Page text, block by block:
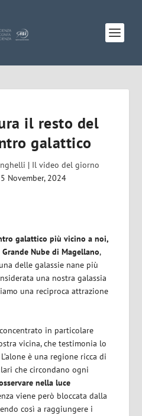
il resto del
galattico
| Il video del giorno
November, 2024
galattico più vicino a noi,
Nube di Magellano,
delle galassie nane più
una nostra galassia
una reciproca attrazione
in particolare
vicina, che testimonia lo
è una regione ricca di
che circondano ogni
nella luce
viene però bloccata dalla
così a raggiungere i